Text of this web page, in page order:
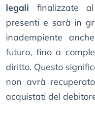
legali finalizzate al
presenti e sarà in
inadempiente
futuro, fino a
diritto. Questo
non avrà
acquistati del